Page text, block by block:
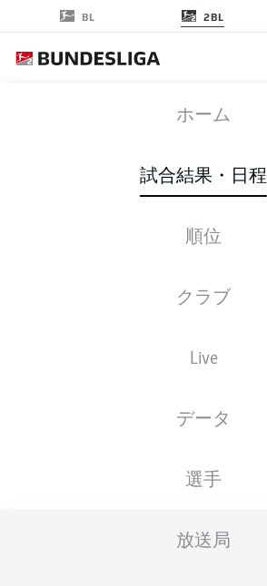
BL 2BL
ホーム
試合結果・日程
順位
クラブ
Live
データ
選手
放送局
EBS KSC
1 2
スターティングメンバー